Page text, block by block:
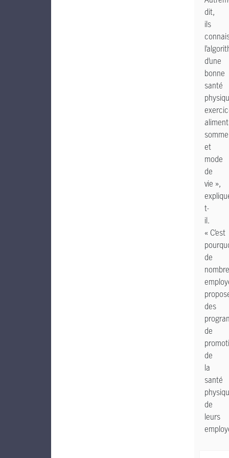
dit,
ils
d’une
bonne
santé
et
mode
de
vie »,
t-
il.
« C’est
de
des
de
de
la
santé
de
leurs